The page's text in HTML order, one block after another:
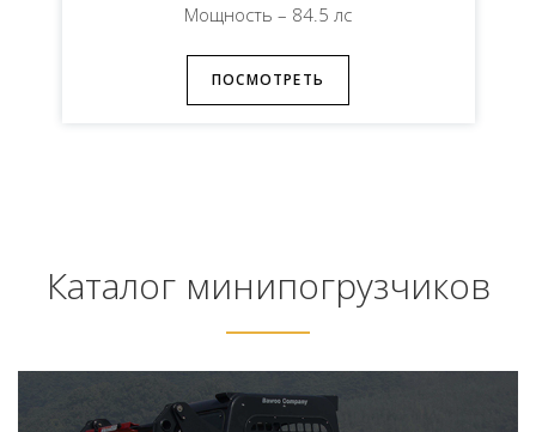
Мощность – 84.5 лс
ПОСМОТРЕТЬ
Каталог минипогрузчиков